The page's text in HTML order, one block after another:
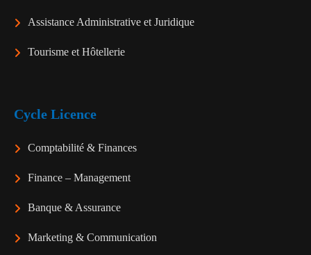
Assistance Administrative et Juridique
Tourisme et Hôtellerie
Cycle Licence
Comptabilité & Finances
Finance – Management
Banque & Assurance
Marketing & Communication